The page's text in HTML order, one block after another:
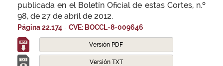
publicada en el Boletín Oficial de estas Cortes, n.º
98, de 27 de abril de 2012.
Página 22.174 - CVE: BOCCL-8-009646
Versión PDF
Versión TXT